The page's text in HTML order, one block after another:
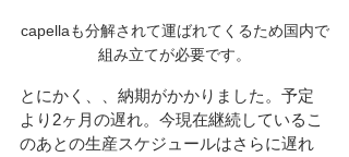
capellaも分解されて運ばれてくるため国内で
組み立てが必要です。
とにかく、、納期がかかりました。予定
より2ヶ月の遅れ。今現在継続しているこ
のあとの生産スケジュールはさらに遅れ